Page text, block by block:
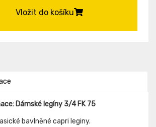
Vložit do košíku
Dámské legíny 3/4 FK 75
bavlněné capri leginy.